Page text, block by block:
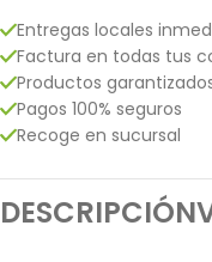
Entregas locales
Factura en todas tus
Productos
Pagos 100% seguros
Recoge en sucursal
DESCRIPCIÓN